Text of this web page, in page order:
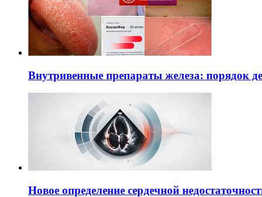
Внутривенные препараты железа: порядок
Новое определение сердечной